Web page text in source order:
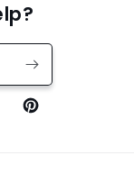
Pinterest